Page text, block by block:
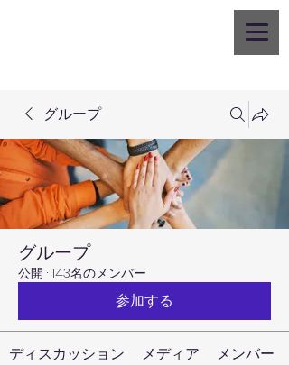
グループ
グループ
公開 · 143名のメンバー
参加する
ディスカッション メディア メンバー